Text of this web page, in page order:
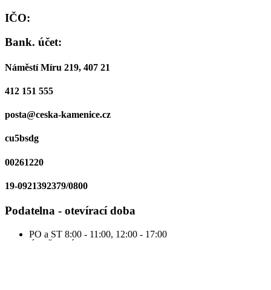
IČO:
Bank. účet:
Náměstí Míru 219, 407 21
412 151 555
posta@ceska-kamenice.cz
cu5bsdg
00261220
19-0921392379/0800
Podatelna - otevírací doba
PO a ST 8:00 - 11:00, 12:00 - 17:00